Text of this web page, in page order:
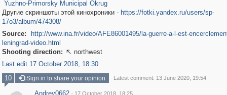
Yuzhno-Primorsky Municipal Okrug
Другие скриншоты этой кинохроники - https://fotki.yandex.ru/users/sp-
17o3/album/474308/
Source:
http://www.ina.fr/video/AFE86001495/la-guerre-a-l-est-
leningrad-video.html
Shooting direction:  northwest
Last edit 17 October 2018, 18:30
10
Sign in to share your opinion Latest comment: 13 June 2020, 19:54
Andrey0662 · 17 October 2018, 18:25